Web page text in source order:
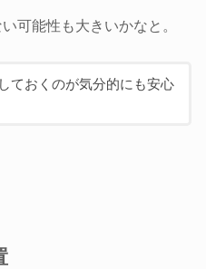
可能性も大きいかなと。
ておくのが気分的にも安心